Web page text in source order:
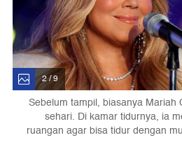
2 / 9
Sebelum tampil, biasanya Mariah
sehari. Di kamar tidurnya, ia
ruangan agar bisa tidur dengan